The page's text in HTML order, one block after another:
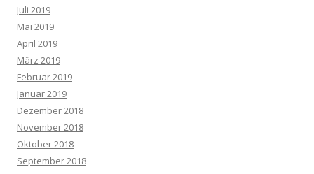
Juli 2019
Mai 2019
April 2019
März 2019
Februar 2019
Januar 2019
Dezember 2018
November 2018
Oktober 2018
September 2018